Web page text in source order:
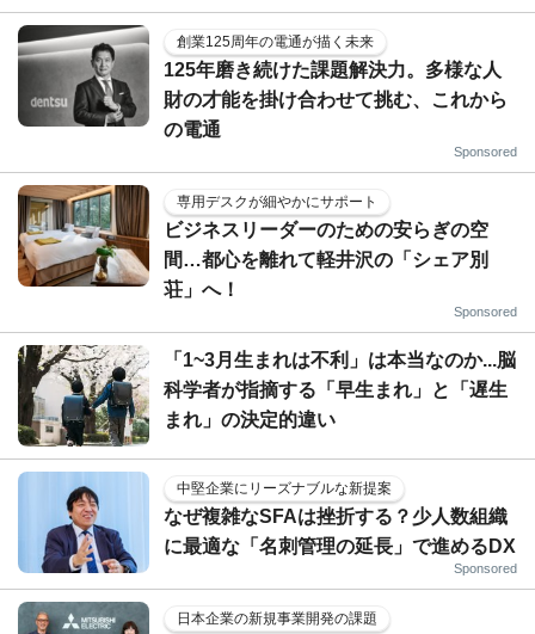
創業125周年の電通が描く未来
125年磨き続けた課題解決力。多様な人
財の才能を掛け合わせて挑む、これから
の電通
Sponsored
専用デスクが細やかにサポート
ビジネスリーダーのための安らぎの空
間…都心を離れて軽井沢の「シェア別
荘」へ！
Sponsored
「1~3月生まれは不利」は本当なのか...脳
科学者が指摘する「早生まれ」と「遅生
まれ」の決定的違い
中堅企業にリーズナブルな新提案
なぜ複雑なSFAは挫折する？少人数組織
に最適な「名刺管理の延長」で進めるDX
Sponsored
日本企業の新規事業開発の課題